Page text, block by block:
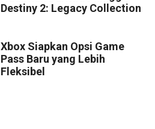
Destiny 2: Legacy Collection
Xbox Siapkan Opsi Game
Pass Baru yang Lebih
Fleksibel